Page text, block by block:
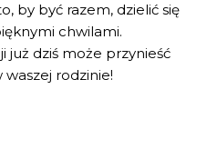
by być razem, dzielić się
chwilami.
już dziś może przynieść
waszej rodzinie!